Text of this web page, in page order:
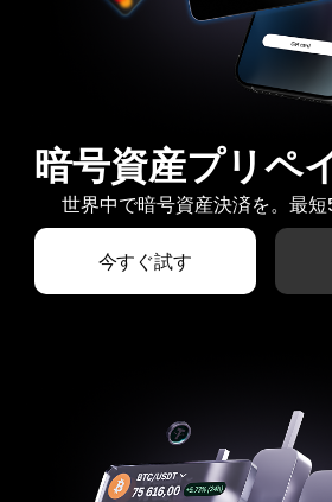
暗号資産プリペ
世界中で暗号資産決済を。最
今すぐ試す